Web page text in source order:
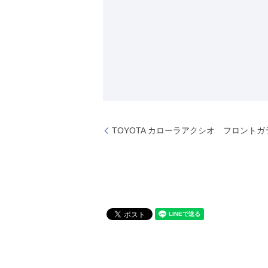
TOYOTA カローラアクシオ フロントガ